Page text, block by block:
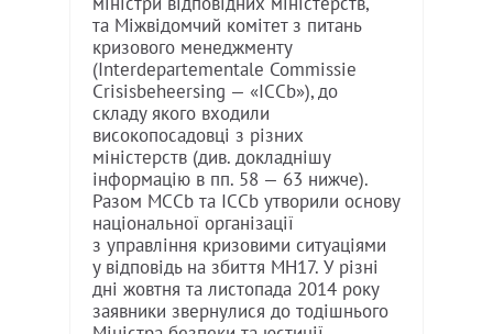
та Міжвідомчий комітет з питань
кризового менеджменту
(Interdepartementale Commissie
Crisisbeheersing — «ICCb»), до
складу якого входили
високопосадовці з різних
міністерств (див. докладнішу
інформацію в пп. 58 — 63 нижче).
Разом MCCb та ICCb утворили основу
національної організації
з управління кризовими ситуаціями
у відповідь на збиття MH17. У різні
дні жовтня та листопада 2014 року
заявники звернулися до тодішнього